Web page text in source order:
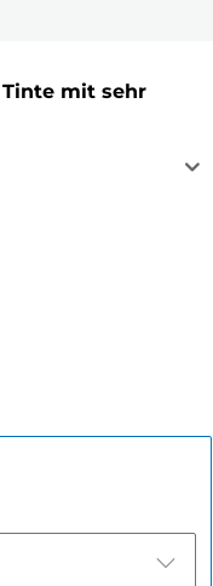
Tinte mit sehr